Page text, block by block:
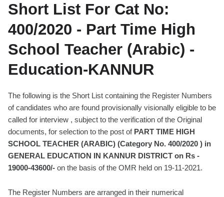
Short List For Cat No:
400/2020 - Part Time High
School Teacher (Arabic) -
Education-KANNUR
The following is the Short List containing the Register Numbers
of candidates who are found provisionally visionally eligible to be
called for interview , subject to the verification of the Original
documents, for selection to the post of PART TIME HIGH
SCHOOL TEACHER (ARABIC) (Category No. 400/2020 ) in
GENERAL EDUCATION IN KANNUR DISTRICT on Rs -
19000-43600/- on the basis of the OMR held on 19-11-2021.
The Register Numbers are arranged in their numerical